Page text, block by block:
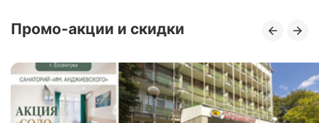
Промо-акции и скидки